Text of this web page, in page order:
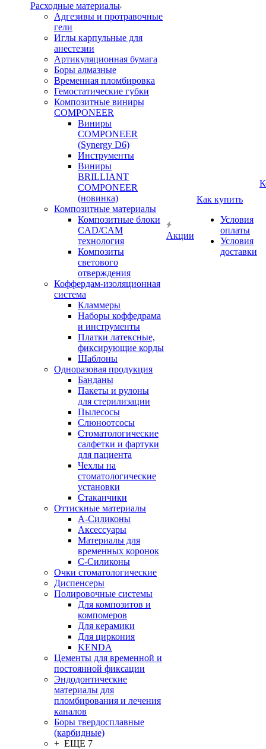
Расходные материалы
Адгезивы и протравочные
гели
Иглы карпульные для
анестезии
Артикуляционная бумага
Боры алмазные
Временная пломбировка
Гемостатические губки
Композитные виниры
COMPONEER
Виниры
COMPONEER
(Synergy D6)
Инструменты
Виниры
BRILLIANT
COMPONEER
(новинка)
Композитные материалы
Композитные блоки
CAD/СAM
технология
Композиты
светового
отверждения
Коффердам-изоляционная
система
Кламмеры
Наборы коффедрама
и инструменты
Платки латексные,
фиксирующие корды
Шаблоны
Одноразовая продукция
Банданы
Пакеты и рулоны
для стерилизации
Пылесосы
Слюноотсосы
Стоматологические
салфетки и фартуки
для пациента
Чехлы на
стоматологические
установки
Стаканчики
Оттискные материалы
А-Силиконы
Аксессуары
Материалы для
временных коронок
С-Силиконы
Очки стоматологические
Диспенсеры
Полировочные системы
Для композитов и
компомеров
Для керамики
Для циркония
KENDA
Цементы для временной и
постоянной фиксации
Эндодонтические
материалы для
пломбирования и лечения
каналов
Боры твердосплавные
(карбидные)
+ ЕЩЕ 7
Акции
Как купить
Условия
оплаты
Условия
доставки